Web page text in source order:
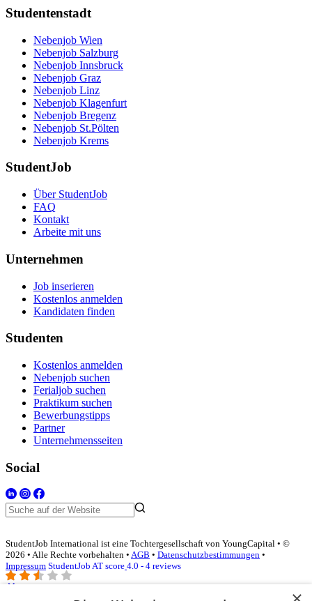
Studentenstadt
Nebenjob Wien
Nebenjob Salzburg
Nebenjob Innsbruck
Nebenjob Graz
Nebenjob Linz
Nebenjob Klagenfurt
Nebenjob Bregenz
Nebenjob St.Pölten
Nebenjob Krems
StudentJob
Über StudentJob
FAQ
Kontakt
Arbeite mit uns
Unternehmen
Job inserieren
Kostenlos anmelden
Kandidaten finden
Studenten
Kostenlos anmelden
Nebenjob suchen
Ferialjob suchen
Praktikum suchen
Bewerbungstipps
Partner
Unternehmensseiten
Social
StudentJob International ist eine Tochtergesellschaft von YoungCapital • ©
2026 • Alle Rechte vorbehalten • AGB • Datenschutzbestimmungen •
Impressum StudentJob AT score 4.0 - 4 reviews